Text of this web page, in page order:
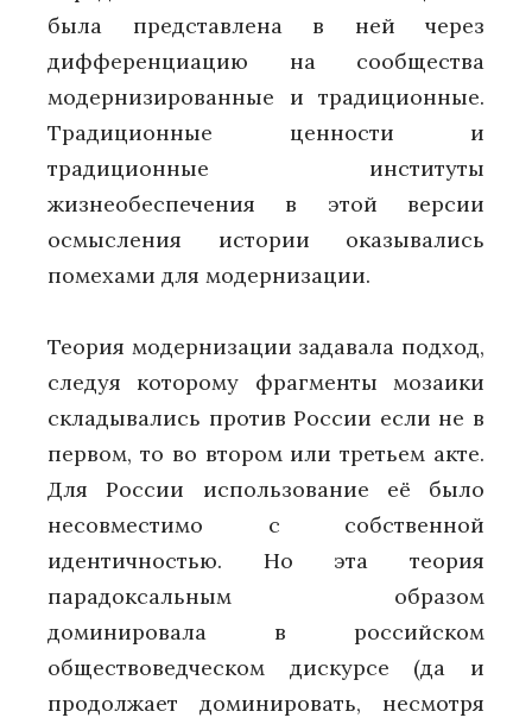
была представлена в ней через
дифференциацию на сообщества
модернизированные и традиционные.
Традиционные ценности и
традиционные институты
жизнеобеспечения в этой версии
осмысления истории оказывались
помехами для модернизации.
Теория модернизации задавала подход,
следуя которому фрагменты мозаики
складывались против России если не в
первом, то во втором или третьем акте.
Для России использование её было
несовместимо с собственной
идентичностью. Но эта теория
парадоксальным образом
доминировала в российском
обществоведческом дискурсе (да и
продолжает доминировать, несмотря